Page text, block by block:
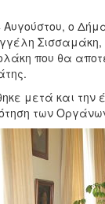
ο
Σισσαμάκη,
που θα
και την
των